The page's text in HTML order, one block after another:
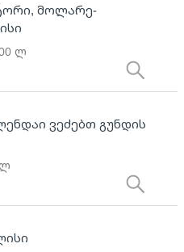
მოლარე-
ლ
ვეძებთ გუნდის